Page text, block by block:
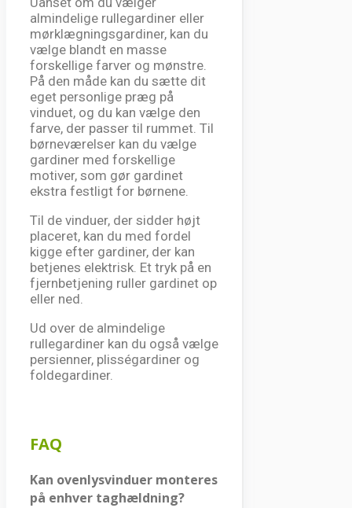
almindelige rullegardiner eller
mørklægningsgardiner, kan du
vælge blandt en masse
forskellige farver og mønstre.
På den måde kan du sætte dit
eget personlige præg på
vinduet, og du kan vælge den
farve, der passer til rummet. Til
børneværelser kan du vælge
gardiner med forskellige
motiver, som gør gardinet
ekstra festligt for børnene.
Til de vinduer, der sidder højt
placeret, kan du med fordel
kigge efter gardiner, der kan
betjenes elektrisk. Et tryk på en
fjernbetjening ruller gardinet op
eller ned.
Ud over de almindelige
rullegardiner kan du også vælge
persienner, plisségardiner og
foldegardiner.
FAQ
Kan ovenlysvinduer monteres
på enhver taghældning?